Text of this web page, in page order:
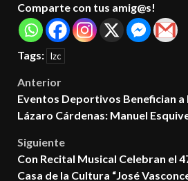
Comparte con tus amig@s!
Tags: lzc
Post
navigation
Anterior
Eventos Deportivos Benefician a
Lázaro Cárdenas: Manuel
Siguiente
Con Recital Musical Celebran el
Casa de la Cultura “José